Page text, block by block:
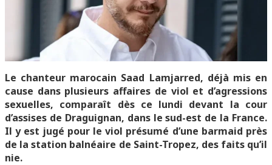
Le chanteur marocain Saad Lamjarred, déjà mis en
cause dans plusieurs affaires de viol et d’agressions
sexuelles, comparaît dès ce lundi devant la cour
d’assises de Draguignan, dans le sud-est de la France.
Il y est jugé pour le viol présumé d’une barmaid près
de la station balnéaire de Saint-Tropez, des faits qu’il
nie.